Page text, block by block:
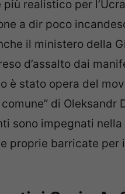
più realistico per
a dir poco
il ministero della
d’assalto dai
è stato opera del
comune” di Oleksandr
sono impegnati
proprie barricate per